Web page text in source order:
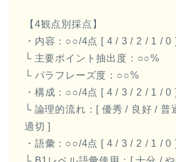
【4観点別採点】
・内容：○○/4点 [ 4 / 3 / 2 / 1 / 0 ]
└ 主要ポイント抽出度：○○%
└ パラフレーズ度：○○%
・構成：○○/4点 [ 4 / 3 / 2 / 1 / 0 ]
└ 論理的流れ：[ 優秀 / 良好 / 普
適切 ]
・語彙：○○/4点 [ 4 / 3 / 2 / 1 / 0 ]